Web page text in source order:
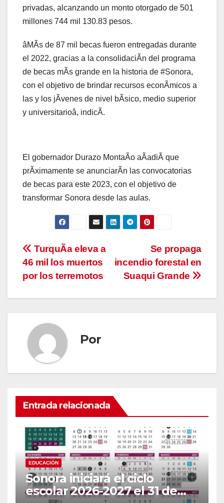
privadas, alcanzando un monto otorgado de 501
millones 744 mil 130.83 pesos.
âMÃs de 87 mil becas fueron entregadas durante
el 2022, gracias a la consolidaciÃn del programa
de becas mÃs grande en la historia de #Sonora,
con el objetivo de brindar recursos econÃmicos a
las y los jÃvenes de nivel bÃsico, medio superior
y universitarioâ, indicÃ.
El gobernador Durazo MontaÃo aÃadiÃ que
prÃximamente se anunciarÃn las convocatorias
de becas para este 2023, con el objetivo de
transformar Sonora desde las aulas.
Navegación
de
entradas
Se propaga
incendio forestal en
Suaqui Grande
TurquÃa eleva a
46 mil los muertos
por los terremotos
Por
Entrada relacionada
EDUCACIÓN
Sonora iniciará el ciclo
escolar 2026-2027 el 31 de